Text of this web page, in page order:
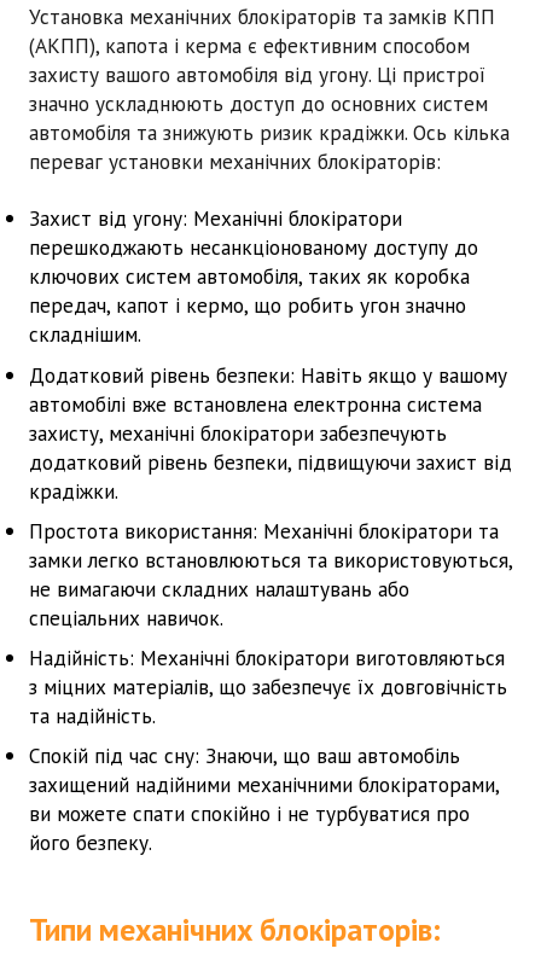
Установка механічних блокіраторів та замків КПП
(АКПП), капота і керма є ефективним способом
захисту вашого автомобіля від угону. Ці пристрої
значно ускладнюють доступ до основних систем
автомобіля та знижують ризик крадіжки. Ось кілька
переваг установки механічних блокіраторів:
Захист від угону: Механічні блокіратори
перешкоджають несанкціонованому доступу до
ключових систем автомобіля, таких як коробка
передач, капот і кермо, що робить угон значно
складнішим.
Додатковий рівень безпеки: Навіть якщо у вашому
автомобілі вже встановлена електронна система
захисту, механічні блокіратори забезпечують
додатковий рівень безпеки, підвищуючи захист від
крадіжки.
Простота використання: Механічні блокіратори та
замки легко встановлюються та використовуються,
не вимагаючи складних налаштувань або
спеціальних навичок.
Надійність: Механічні блокіратори виготовляються
з міцних матеріалів, що забезпечує їх довговічність
та надійність.
Спокій під час сну: Знаючи, що ваш автомобіль
захищений надійними механічними блокіраторами,
ви можете спати спокійно і не турбуватися про
його безпеку.
Типи механічних блокіраторів: